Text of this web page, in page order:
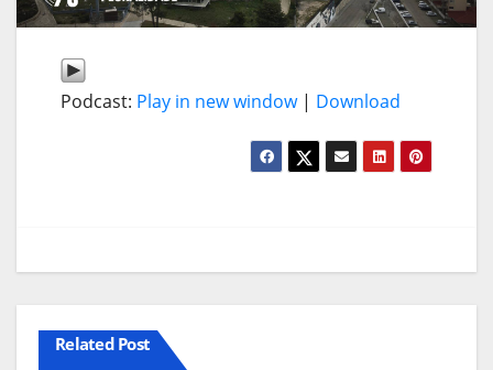
Podcast: Play in new window| Download
Related Post